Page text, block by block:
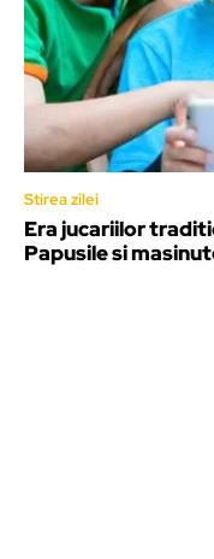
Stirea zilei
Era jucariilor
Papusile si